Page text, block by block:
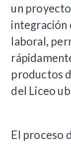
un
integración
laboral,
productos
del Liceo
El proceso